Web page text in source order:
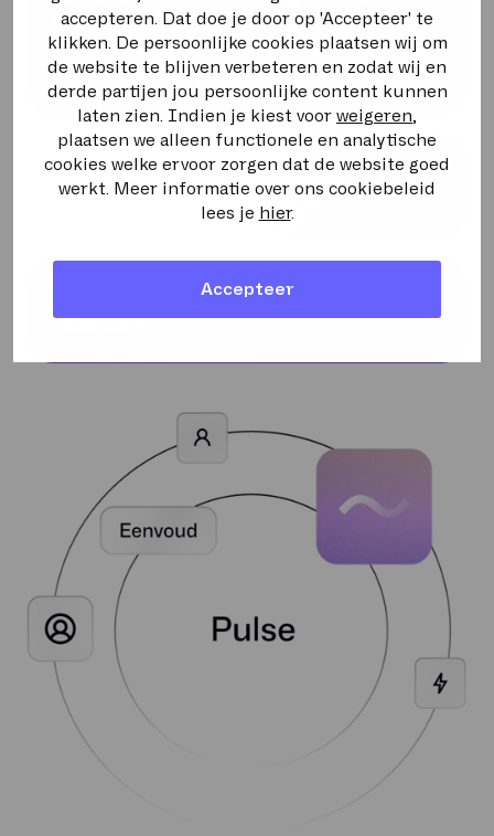
accepteren. Dat doe je door op 'Accepteer' te
klikken. De persoonlijke cookies plaatsen wij om
de website te blijven verbeteren en zodat wij en
derde partijen jou persoonlijke content kunnen
laten zien. Indien je kiest voor weigeren
plaatsen we alleen functionele en analytische
cookies welke ervoor zorgen dat de website goed
werkt. Meer informatie over ons cookiebeleid
lees je hier.
Accepteer
bestellen, beheren en toewijzen — allemaal
met enkele klikken. Zo heb jij de volledige
controle en kun je snel schakelen.
Schaalbare oplossingen voor iedere
klant
Easy Voice met Webex
flexibele en schaalbare oplossingen die je
Specifieke ondersteuning voor
resellers
Onze experts staan klaar om jou te
technische vragenof het
grootschalige projecten
, Sewan biedt de
juiste begeleiding om je te helpen bij elke
stap van het proces. Zo kun jij je klanten
optimaal ondersteunen bij de
implementatie van de oplossingen die ze
nodig hebben.